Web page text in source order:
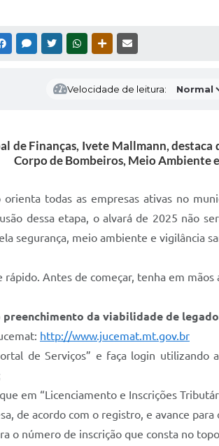
FACEBOOKMESSENGER
TWITTERWHATSAPPOUTRAS MÍDIAS
Velocidade de leitura:
de Finanças, Ivete Mallmann,
Corpo de Bombeiros, Meio Ambiente
todas as empresas ativas no
dessa etapa, o alvará de 2025 não
segurança, meio ambiente e vigilância
rápido. Antes de começar, tenha em
preenchimento da viabilidade de
http://www.jucemat.mt.gov.br
de Serviços” e faça login
em “Licenciamento e Inscrições
de acordo com o registro, e avance para
o número de inscrição que consta no